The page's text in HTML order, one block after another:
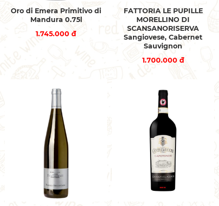
Oro di Emera Primitivo di
Mandura 0.75l
1.745.000 đ
FATTORIA LE PUPILLE
MORELLINO DI
SCANSANORISERVA
Sangiovese, Cabernet
Sauvignon
1.700.000 đ